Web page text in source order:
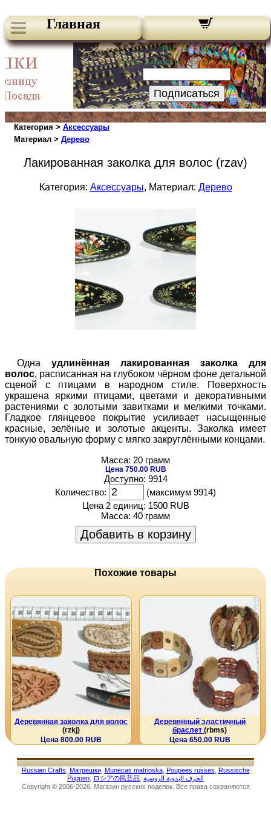
Главная
Новости:
Ваш электронный адрес:
Подписаться
Категория > Аксессуары
Материал > Дерево
Лакированная заколка для волос (rzav)
Категория: Аксессуары, Материал: Дерево
Одна удлинённая лакированная заколка для
волос, расписанная на глубоком чёрном фоне детальной
сценой с птицами в народном стиле. Поверхность
украшена яркими птицами, цветами и декоративными
растениями с золотыми завитками и мелкими точками.
Гладкое глянцевое покрытие усиливает насыщенные
красные, зелёные и золотые акценты. Заколка имеет
тонкую овальную форму с мягко закруглёнными концами.
Масса: 20 грамм
Цена 750.00 RUB
Доступно: 9914
Количество:
(максимум 9914)
Цена 2 единиц: 1500 RUB
Масса: 40 грамм
Добавить в корзину
Похожие товары
Деревянная заколка для волос
(rzkj)
Цена 800.00 RUB
Деревянный эластичный
браслет(rbms)
Цена 650.00 RUB
Russian Crafts Матрешки, Munecas matrioska, Poupees russes Russische
Puppen
ロシアの民芸品 الحرف اليدوية الروسية
Copyright © 2006-2026. Магазин русских поделок. Все права сохраняются